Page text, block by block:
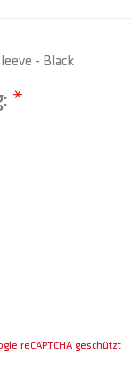
- Black
reCAPTCHA geschützt